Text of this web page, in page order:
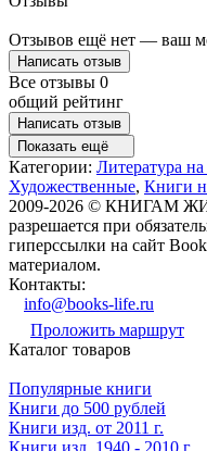
Отзывов ещё нет — ваш
Написать отзыв
Все отзывы 0
общий рейтинг
Написать отзыв
Показать ещё
Категории: Литература
Художественные, Книги
2009-2026 © КНИГАМ
разрешается при
гиперссылки на сайт
материалом.
Контакты:
info@books-life.ru
Проложить маршрут
Каталог товаров
Популярные книги
Книги до 500 рублей
Книги изд. от 2011 г.
Книги изд. 1940 - 2010 г.